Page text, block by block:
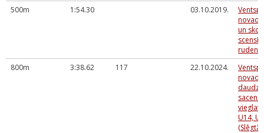
500m
1:54.30 03.10.2019.
novada
un
rudens
800m
3:38.62 117 22.10.2024.
novada
U14,